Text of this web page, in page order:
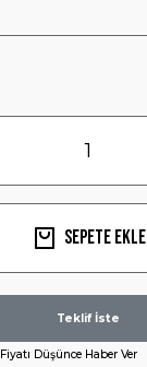
Sepete Ekle
Teklif İste
Fiyatı Düşünce Haber Ver